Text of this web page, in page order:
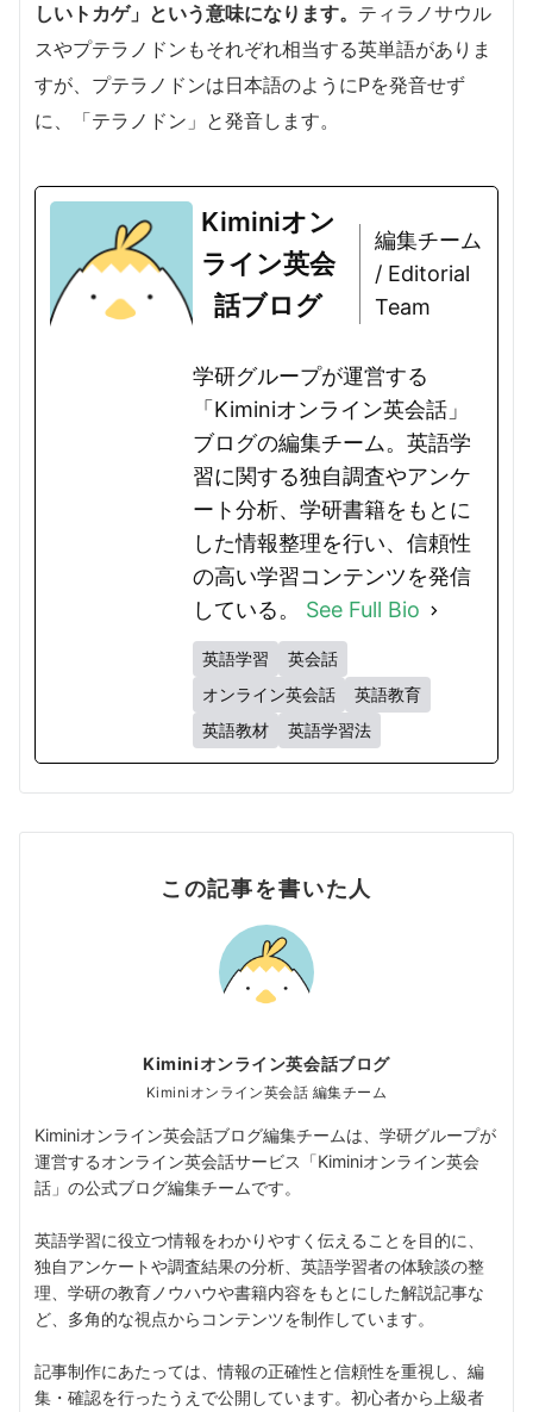
しいトカゲ」という意味になります。 ティラノサウル
スやプテラノドンもそれぞれ相当する英単語がありま
すが、プテラノドンは日本語のようにPを発音せず
に、「テラノドン」と発音します。
Kiminiオン
ライン英会
話ブログ
編集チーム
/ Editorial
Team
学研グループが運営する
「Kiminiオンライン英会話」
ブログの編集チーム。英語学
習に関する独自調査やアンケ
ート分析、学研書籍をもとに
した情報整理を行い、信頼性
の高い学習コンテンツを発信
している。 See Full Bio
英語学習
英会話
オンライン英会話
英語教育
英語教材
英語学習法
この記事を書いた人
Kiminiオンライン英会話ブログ
Kiminiオンライン英会話 編集チーム
Kiminiオンライン英会話ブログ編集チームは、学研グループが
運営するオンライン英会話サービス「Kiminiオンライン英会
話」の公式ブログ編集チームです。
英語学習に役立つ情報をわかりやすく伝えることを目的に、
独自アンケートや調査結果の分析、英語学習者の体験談の整
理、学研の教育ノウハウや書籍内容をもとにした解説記事な
ど、多角的な視点からコンテンツを制作しています。
記事制作にあたっては、情報の正確性と信頼性を重視し、編
集・確認を行ったうえで公開しています。初心者から上級者